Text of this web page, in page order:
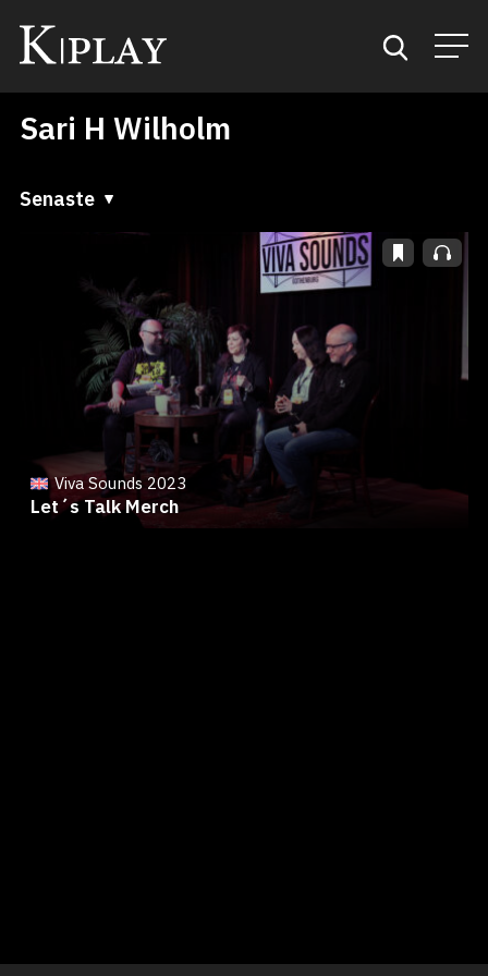
Start
Sök
Kategorier
Mina favoriter
Sari H Wilholm
Senaste
Viva Sounds 2023
Let´s Talk Merch